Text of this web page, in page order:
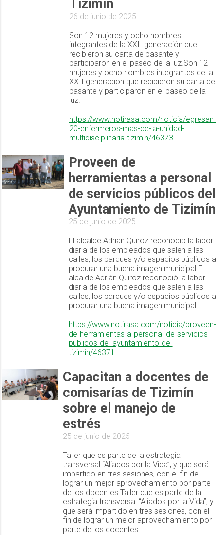
Tizimín
26 de junio de 2025
Son 12 mujeres y ocho hombres
integrantes de la XXII generación que
recibieron su carta de pasante y
participaron en el paseo de la luz.Son 12
mujeres y ocho hombres integrantes de la
XXII generación que recibieron su carta de
pasante y participaron en el paseo de la
luz.
https://www.notirasa.com/noticia/egresan-
20-enfermeros-mas-de-la-unidad-
multidisciplinaria-tizimin/46373
Proveen de
herramientas a personal
de servicios públicos del
Ayuntamiento de Tizimín
25 de junio de 2025
El alcalde Adrián Quiroz reconoció la labor
diaria de los empleados que salen a las
calles, los parques y/o espacios públicos a
procurar una buena imagen municipal.El
alcalde Adrián Quiroz reconoció la labor
diaria de los empleados que salen a las
calles, los parques y/o espacios públicos a
procurar una buena imagen municipal.
https://www.notirasa.com/noticia/proveen-
de-herramientas-a-personal-de-servicios-
publicos-del-ayuntamiento-de-
tizimin/46371
Capacitan a docentes de
comisarías de Tizimín
sobre el manejo de
estrés
25 de junio de 2025
Taller que es parte de la estrategia
transversal “Aliados por la Vida”, y que será
impartido en tres sesiones, con el fin de
lograr un mejor aprovechamiento por parte
de los docentes.Taller que es parte de la
estrategia transversal “Aliados por la Vida”, y
que será impartido en tres sesiones, con el
fin de lograr un mejor aprovechamiento por
parte de los docentes.